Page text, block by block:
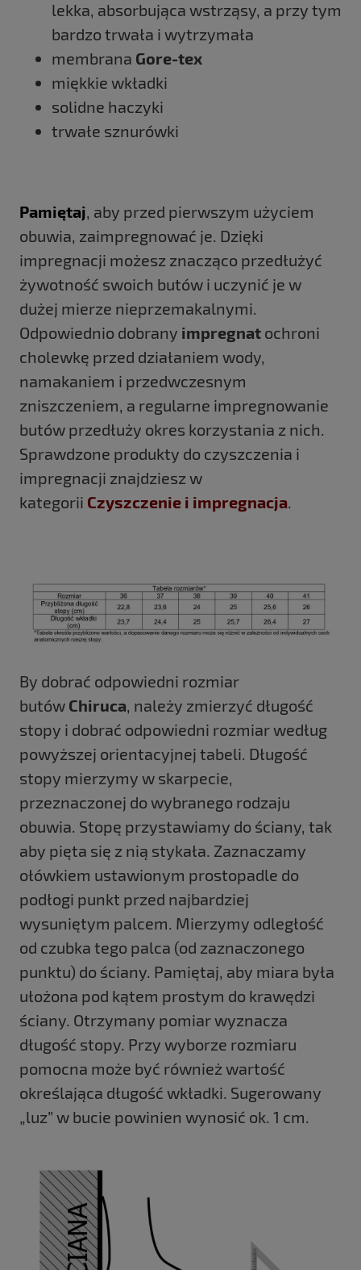
lekka, absorbująca wstrząsy, a przy tym
bardzo trwała i wytrzymała
membrana Gore-tex
miękkie wkładki
solidne haczyki
trwałe sznurówki
Pamiętaj, aby przed pierwszym użyciem
obuwia, zaimpregnować je. Dzięki
impregnacji możesz znacząco przedłużyć
żywotność swoich butów i uczynić je w
dużej mierze nieprzemakalnymi.
Odpowiednio dobrany impregnat ochroni
cholewkę przed działaniem wody,
namakaniem i przedwczesnym
zniszczeniem, a regularne impregnowanie
butów przedłuży okres korzystania z nich.
Sprawdzone produkty do czyszczenia i
impregnacji znajdziesz w
kategorii Czyszczenie i impregnacja.
By dobrać odpowiedni rozmiar
butów Chiruca, należy zmierzyć długość
stopy i dobrać odpowiedni rozmiar według
powyższej orientacyjnej tabeli. Długość
stopy mierzymy w skarpecie,
przeznaczonej do wybranego rodzaju
obuwia. Stopę przystawiamy do ściany, tak
aby pięta się z nią stykała. Zaznaczamy
ołówkiem ustawionym prostopadle do
podłogi punkt przed najbardziej
wysuniętym palcem. Mierzymy odległość
od czubka tego palca (od zaznaczonego
punktu) do ściany. Pamiętaj, aby miara była
ułożona pod kątem prostym do krawędzi
ściany. Otrzymany pomiar wyznacza
długość stopy. Przy wyborze rozmiaru
pomocna może być również wartość
określająca długość wkładki. Sugerowany
„luz” w bucie powinien wynosić ok. 1 cm.